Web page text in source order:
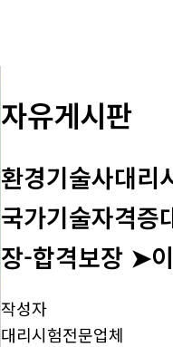
자유게시판
환경기술사대
국가기술자격
장-합격보장 ➤
작성자
대리시험전문업체